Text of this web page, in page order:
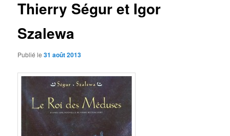
Thierry Ségur et Igor
Szalewa
Publié le31 août 2013